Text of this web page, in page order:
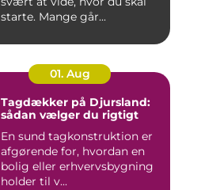
starte. Mange går...
01. Aug
Tagdækker på Djursland:
sådan vælger du rigtigt
En sund tagkonstruktion er
afgørende for, hvordan en
bolig eller erhvervsbygning
holder til v...